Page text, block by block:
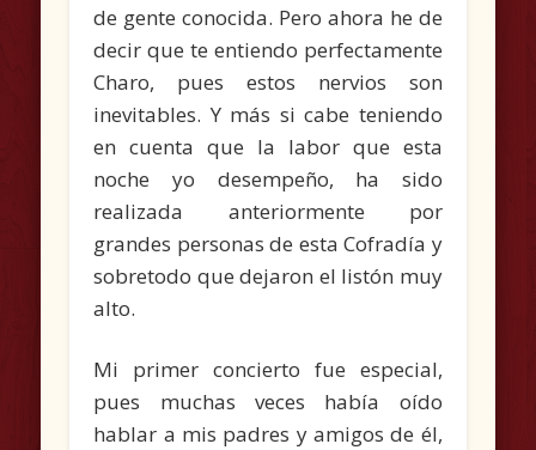
de gente conocida. Pero ahora he de
decir que te entiendo perfectamente
Charo, pues estos nervios son
inevitables. Y más si cabe teniendo
en cuenta que la labor que esta
noche yo desempeño, ha sido
realizada anteriormente por
grandes personas de esta Cofradía y
sobretodo que dejaron el listón muy
alto.
Mi primer concierto fue especial,
pues muchas veces había oído
hablar a mis padres y amigos de él,